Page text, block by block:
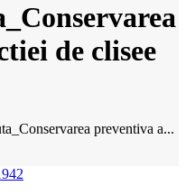
de clisee
preventiva a...